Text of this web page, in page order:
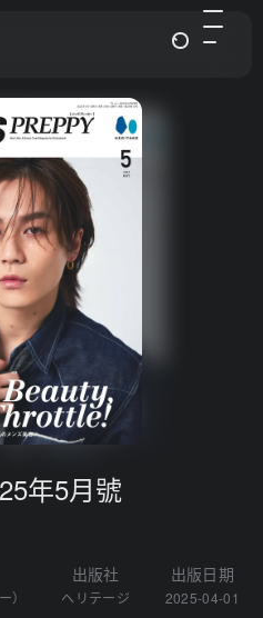
年5月號
）
出版社
ヘリテージ
出版日期
2025-04-01